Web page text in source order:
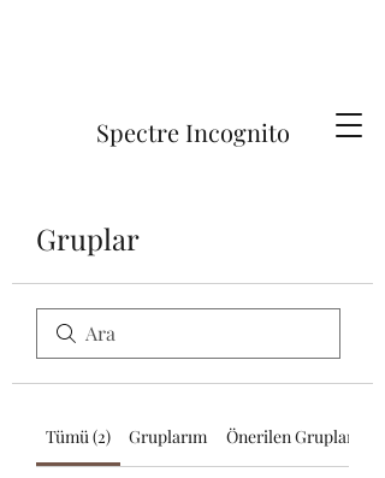
Spectre Incognito
Gruplar
Tümü (2) Gruplarım Önerilen Gruplar